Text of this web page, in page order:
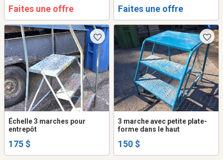
Faites une offre Faites une offre
Échelle 3 marches pour
entrepôt
175 $
3 marche avec petite plate-
forme dans le haut
150 $